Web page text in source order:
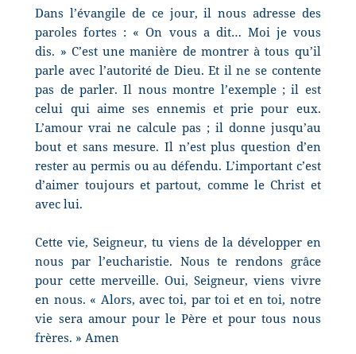
Dans l’évangile de ce jour, il nous adresse des
paroles fortes : « On vous a dit… Moi je vous
dis. » C’est une manière de montrer à tous qu’il
parle avec l’autorité de Dieu. Et il ne se contente
pas de parler. Il nous montre l’exemple ; il est
celui qui aime ses ennemis et prie pour eux.
L’amour vrai ne calcule pas ; il donne jusqu’au
bout et sans mesure. Il n’est plus question d’en
rester au permis ou au défendu. L’important c’est
d’aimer toujours et partout, comme le Christ et
avec lui.
Cette vie, Seigneur, tu viens de la développer en
nous par l’eucharistie. Nous te rendons grâce
pour cette merveille. Oui, Seigneur, viens vivre
en nous. « Alors, avec toi, par toi et en toi, notre
vie sera amour pour le Père et pour tous nous
frères. » Amen